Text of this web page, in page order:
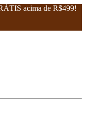
acima de R$499!